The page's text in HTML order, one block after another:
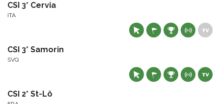
CSI 3* Cervia
ITA
CSI 3* Samorin
SVQ
CSI 2* St-Lô